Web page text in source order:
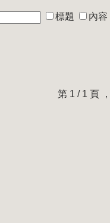
標題
內容
第 1 / 1